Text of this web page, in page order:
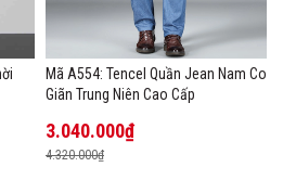
Mã A554: Tencel Quần Jean Nam Co
Giãn Trung Niên Cao Cấp
3.040.000₫
4.320.000₫